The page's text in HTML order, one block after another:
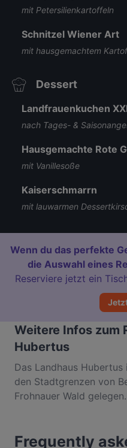
mit Petersilienkartoffeln
Schnitzel Wiener Art
mit hausgemachtem
Dessert
Landfrauenkuchen
nach Tages- &
Hausgemachte Rote
mit Vanillesoße
Kaiserschmarrn
mit lauwarmen
Wenn du das perfekte
die Auswahl eines
Reserviere jetzt ein
Weitere Infos zum
Hubertus
Das Landhaus
den Stadtgrenzen von
Frohnauer Wald
kompetenten Service,
Frequently